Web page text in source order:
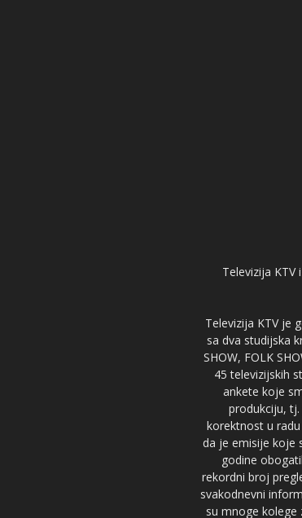
Televizija
Televizija KTV je
sa dva studijska
SHOW, FOLK
45 televizijskih
ankete koje
produkciju,
korektnost u
da je emisije koje
godine
rekordni broj
svakodnevni
su mnoge kolege